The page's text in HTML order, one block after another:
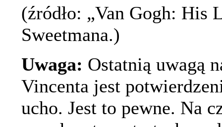
(źródło: „Van Gogh: His
Sweetmana.)
Uwaga: Ostatnią uwagą
Vincenta jest
ucho. Jest to pewne. Na